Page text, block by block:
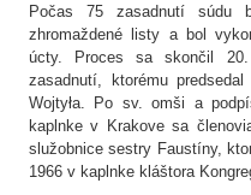
Počas 75 zasadnutí súdu
zhromaždené listy a bol
úcty. Proces sa skončil 20.
zasadnutí, ktorému
Wojtyła. Po sv. omši a
kaplnke v Krakove sa
služobnice sestry Faustíny,
1966 v kaplnke kláštora